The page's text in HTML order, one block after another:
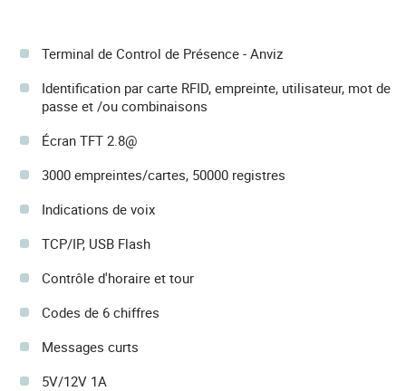
Terminal de Control de Présence - Anviz
Identification par carte RFID, empreinte, utilisateur, mot de
passe et /ou combinaisons
Écran TFT 2.8@
3000 empreintes/cartes, 50000 registres
Indications de voix
TCP/IP, USB Flash
Contrôle d'horaire et tour
Codes de 6 chiffres
Messages curts
5V/12V 1A